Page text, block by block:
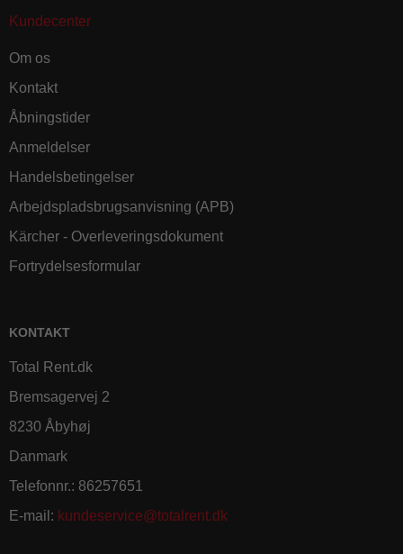
Kundecenter
Om os
Kontakt
Åbningstider
Anmeldelser
Handelsbetingelser
Arbejdspladsbrugsanvisning (APB)
Kärcher - Overleveringsdokument
Fortrydelsesformular
KONTAKT
Total Rent.dk
Bremsagervej 2
8230 Åbyhøj
Danmark
Telefonnr.: 86257651
E-mail : kundeservice@totalrent.dk